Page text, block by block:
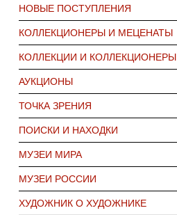
НОВЫЕ ПОСТУПЛЕНИЯ
КОЛЛЕКЦИОНЕРЫ И МЕЦЕНАТЫ
КОЛЛЕКЦИИ И КОЛЛЕКЦИОНЕРЫ
АУКЦИОНЫ
ТОЧКА ЗРЕНИЯ
ПОИСКИ И НАХОДКИ
МУЗЕИ МИРА
МУЗЕИ РОССИИ
ХУДОЖНИК О ХУДОЖНИКЕ